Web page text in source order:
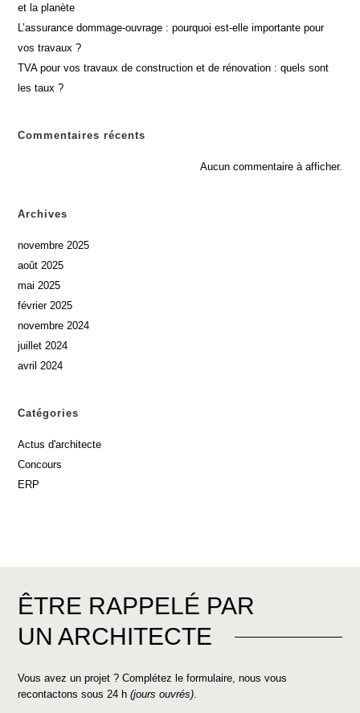
et la planète
L’assurance dommage-ouvrage : pourquoi est-elle importante pour
vos travaux ?
TVA pour vos travaux de construction et de rénovation : quels sont
les taux ?
Commentaires récents
Aucun commentaire à afficher.
Archives
novembre 2025
août 2025
mai 2025
février 2025
novembre 2024
juillet 2024
avril 2024
Catégories
Actus d'architecte
Concours
ERP
ÊTRE RAPPELÉ PAR
UN ARCHITECTE
Vous avez un projet ? Complétez le formulaire, nous vous
recontactons sous 24 h(jours ouvrés).